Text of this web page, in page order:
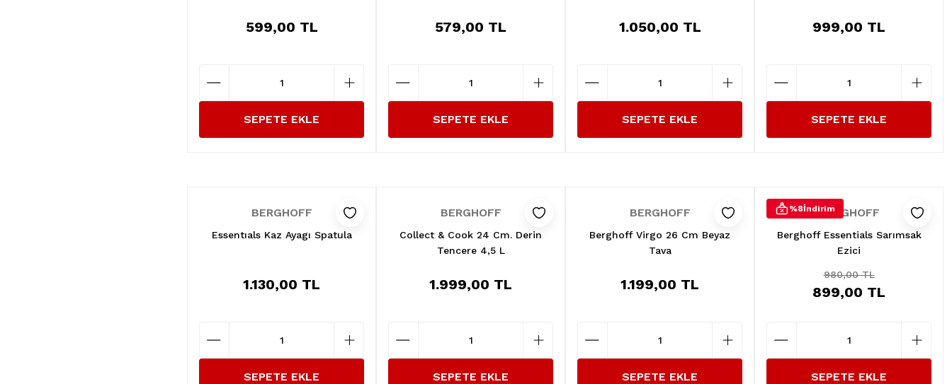
599,00 TL
SEPETE EKLE
579,00 TL
SEPETE EKLE
1.050,00 TL
SEPETE EKLE
999,00 TL
SEPETE EKLE
BERGHOFF
Essentıals Kaz Ayagı Spatula
1.130,00 TL
SEPETE EKLE
BERGHOFF
Collect & Cook 24 Cm. Derin
Tencere 4,5 L
1.999,00 TL
SEPETE EKLE
BERGHOFF
Berghoff Virgo 26 Cm Beyaz
Tava
1.199,00 TL
SEPETE EKLE
%8İndirimBERGHOFF
Berghoff Essentials Sarımsak
Ezici
980,00 TL
899,00 TL
SEPETE EKLE